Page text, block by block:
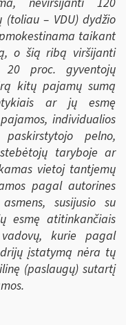
– VDU) dydžio
taikant
o šią ribą viršijanti
20 proc. gyventojų
kitų pajamų sumą
ar jų esmę
individualios
pelno,
taryboje ar
vietoj tantjemų
pagal autorines
susijusio su
esmę atitinkančiais
kurie pagal
įstatymą nėra tų
(paslaugų) sutartį